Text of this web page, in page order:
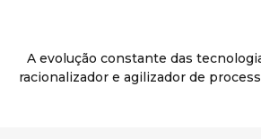
A evolução constante das
racionalizador e agilizador de